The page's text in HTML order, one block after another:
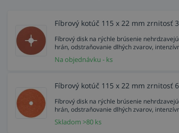
Fíbrový kotúč 115 x 22 mm zrnitosť
Fíbrový disk na rýchle brúsenie
hrán, odstraňovanie dlhých zvarov,
Na objednávku - ks
Fíbrový kotúč 115 x 22 mm zrnitosť
Fíbrový disk na rýchle brúsenie
hrán, odstraňovanie dlhých zvarov,
Skladom >80 ks